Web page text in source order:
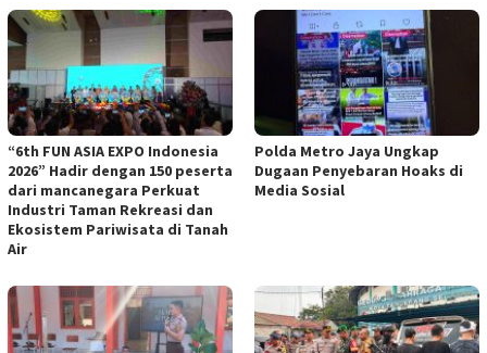
“6th FUN ASIA EXPO Indonesia
2026” Hadir dengan 150 peserta
dari mancanegara Perkuat
Industri Taman Rekreasi dan
Ekosistem Pariwisata di Tanah
Air
Polda Metro Jaya Ungkap
Dugaan Penyebaran Hoaks di
Media Sosial